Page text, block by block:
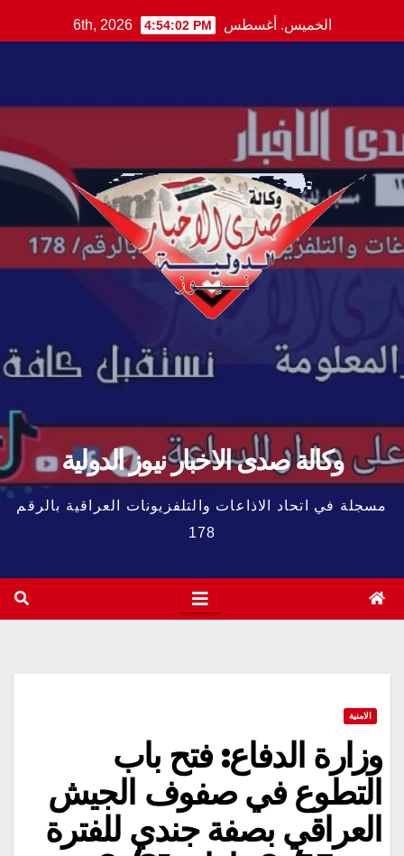
to
الخميس. أغسطس 6th, 2026 4:54:03 PM
وكالة صدى الاخبار نيوز الدولية
مسجلة في اتحاد الاذاعات والتلفزيونات العراقية بالرقم
178
الامنية
وزارة الدفاع: فتح باب
التطوع في صفوف الجيش
العراقي بصفة جندي للفترة